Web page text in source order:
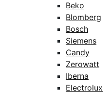
Beko
Blomberg
Bosch
Siemens
Candy
Zerowatt
Iberna
Electrolux